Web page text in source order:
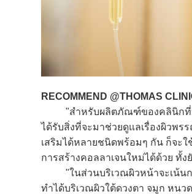
RECOMMEND @THOMAS
"สำหรับผลิตภัณฑ์ของคลินิกที่หมอ
ได้รับสิ่งที่จะมาช่วยดูแลเรื่องผิวพร
เสริมได้หลายชนิดพร้อมๆ กัน ก็จะ
การสร้างคอลลาเจนใหม่ได้ด้วย ทั้ง
"ในส่วนบริเวณผิวหน้าจะเน้นกา
ทำได้บริเวณผิวใต้ดวงตา จมูก หน